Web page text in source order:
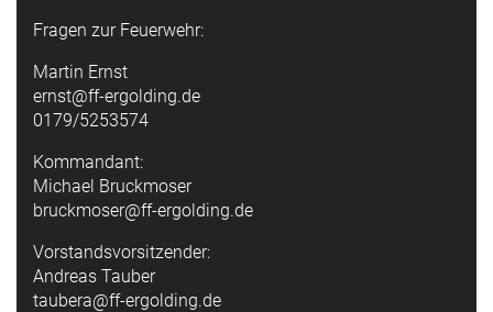
Fragen zur Feuerwehr:
Martin Ernst
ernst@ff-ergolding.de
0179/5253574
Kommandant:
Michael Bruckmoser
bruckmoser@ff-ergolding.de
Vorstandsvorsitzender:
Andreas Tauber
taubera@ff-ergolding.de